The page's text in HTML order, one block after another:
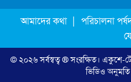
ছুটিতে
নতুন
লক্ষ্য
আমাদের কথা | পরিচালনা
© ২০২৬ সর্বস্বত্ব ® সংরক্ষিত। একুশে-
ভিডিও অনুমতি